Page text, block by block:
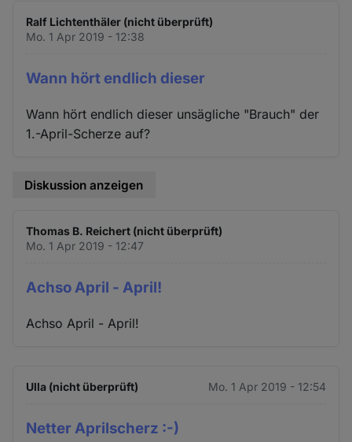
Ralf Lichtenthäler (nicht überprüft)
Mo. 1 Apr 2019 - 12:38
Wann hört endlich dieser
Wann hört endlich dieser unsägliche "Brauch" der
1.-April-Scherze auf?
Diskussion anzeigen
Thomas B. Reichert (nicht überprüft)
Mo. 1 Apr 2019 - 12:47
Achso April - April!
Achso April - April!
Ulla (nicht überprüft) Mo. 1 Apr 2019 - 12:54
Netter Aprilscherz :-)